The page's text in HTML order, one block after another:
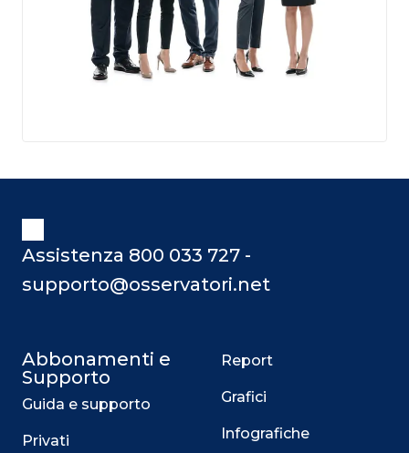
Assistenza 800 033 727 -
supporto@osservatori.net
Abbonamenti e
Supporto
Guida e supporto
Privati
Report
Grafici
Infografiche